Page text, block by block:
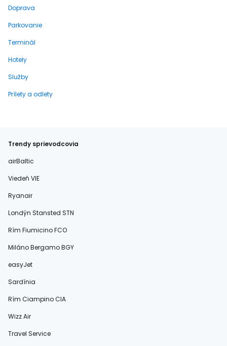
Doprava
Parkovanie
Terminál
Hotely
Služby
Prílety a odlety
Trendy sprievodcovia
airBaltic
Viedeň VIE
Ryanair
Londýn Stansted STN
Rím Fiumicino FCO
Miláno Bergamo BGY
easyJet
Sardínia
Rím Ciampino CIA
Wizz Air
Travel Service